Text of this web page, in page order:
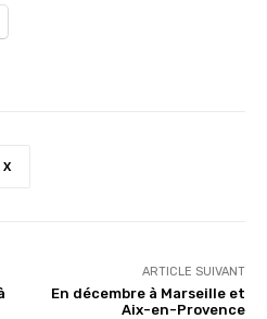
X
ARTICLE SUIVANT
En décembre à Marseille et
Aix-en-Provence